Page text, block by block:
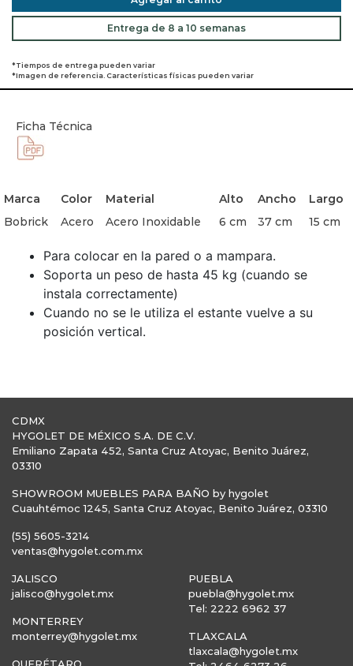
Entrega de 8 a 10 semanas
*Tiempos de entrega pueden variar
*Imagen de referencia. Características físicas pueden variar
Ficha Técnica
Marca Color Material Alto Ancho
Largo
Bobrick
Acero Acero Inoxidable 6 cm 37 cm 15 cm
Para colocar en la pared o a mampara.
Soporta un peso de hasta 45 kg (cuando se
instala correctamente)
Cuando no se le utiliza el estante vuelve a su
posición vertical.
CDMX
HYGOLET DE MÉXICO S.A. DE C.V.
Emiliano Zapata 452, Santa Cruz Atoyac, Benito Juárez,
03310
SHOWROOM MUEBLES PARA BAÑO by hygolet
Cuauhtémoc 1245, Santa Cruz Atoyac, Benito Juárez, 03310
(55) 5605-3214
ventas@hygolet.com.mx
JALISCO
jalisco@hygolet.mx
MONTERREY
monterrey@hygolet.mx
PUEBLA
puebla@hygolet.mx
Tel: 2222 6962 37
TLAXCALA
tlaxcala@hygolet.mx